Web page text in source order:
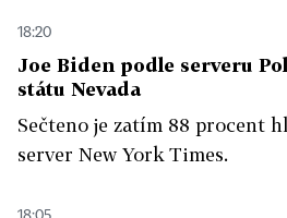
18:20
Joe Biden podle serveru
státu Nevada
Sečteno je zatím 88 procent
server New York Times.